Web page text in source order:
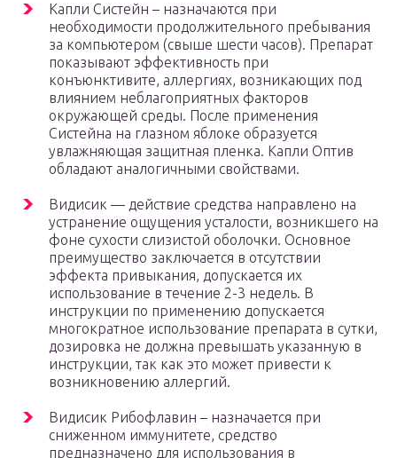
Капли Систейн – назначаются при
необходимости продолжительного пребывания
за компьютером (свыше шести часов). Препарат
показывают эффективность при
конъюнктивите, аллергиях, возникающих под
влиянием неблагоприятных факторов
окружающей среды. После применения
Систейна на глазном яблоке образуется
увлажняющая защитная пленка. Капли Оптив
обладают аналогичными свойствами.
Видисик — действие средства направлено на
устранение ощущения усталости, возникшего на
фоне сухости слизистой оболочки. Основное
преимущество заключается в отсутствии
эффекта привыкания, допускается их
использование в течение 2-3 недель. В
инструкции по применению допускается
многократное использование препарата в сутки,
дозировка не должна превышать указанную в
инструкции, так как это может привести к
возникновению аллергий.
Видисик Рибофлавин – назначается при
сниженном иммунитете, средство
предназначено для использования в